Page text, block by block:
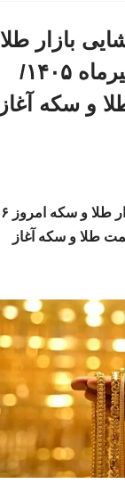
بازار طلا
و سکه امروز ۶ تیرماه ۱۴۰۵/
و سکه آغاز
قیمت زمان بازگشایی بازار طلا و سکه امروز ۶
قیمت طلا و سکه آغاز